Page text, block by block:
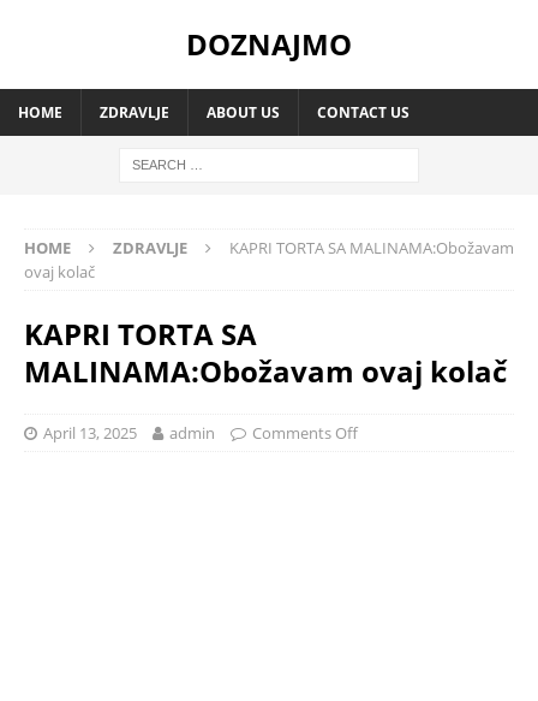
DOZNAJMO
HOME ZDRAVLJE ABOUT US CONTACT US
HOME ZDRAVLJE
KAPRI TORTA SA MALINAMA:Obožavam
ovaj kolač
KAPRI TORTA SA
MALINAMA:Obožavam ovaj kolač
April 13, 2025 admin Comments Off